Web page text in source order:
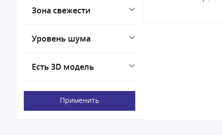
Зона свежести
Уровень шума
Есть 3D модель
Применить